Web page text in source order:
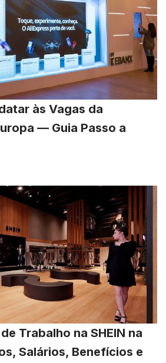
às Vagas da
— Guia Passo a
Trabalho na SHEIN na
Salários, Benefícios e